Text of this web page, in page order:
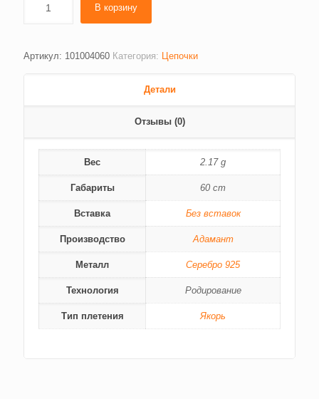
В корзину
Артикул: 101004060 Категория: Цепочки
Детали
Отзывы (0)
Вес 2.17 g
Габариты 60 cm
Вставка Без вставок
Производство Адамант
Металл Серебро 925
Технология Родирование
Тип плетения Якорь